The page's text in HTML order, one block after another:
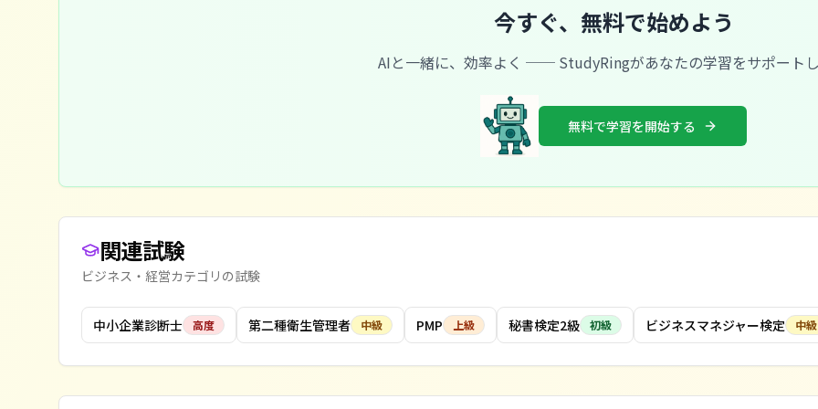
今すぐ、無料で始めよう
AIと一緒に、効率よく ── StudyRingがあなたの学習をサポート
無料で学習を開始する
関連試験
ビジネス・経営カテゴリの試験
中小企業診断士 高度 第二種衛生管理者 中級 PMP 上級 秘書検定2級 初級 ビジネスマネジャー検定 中級